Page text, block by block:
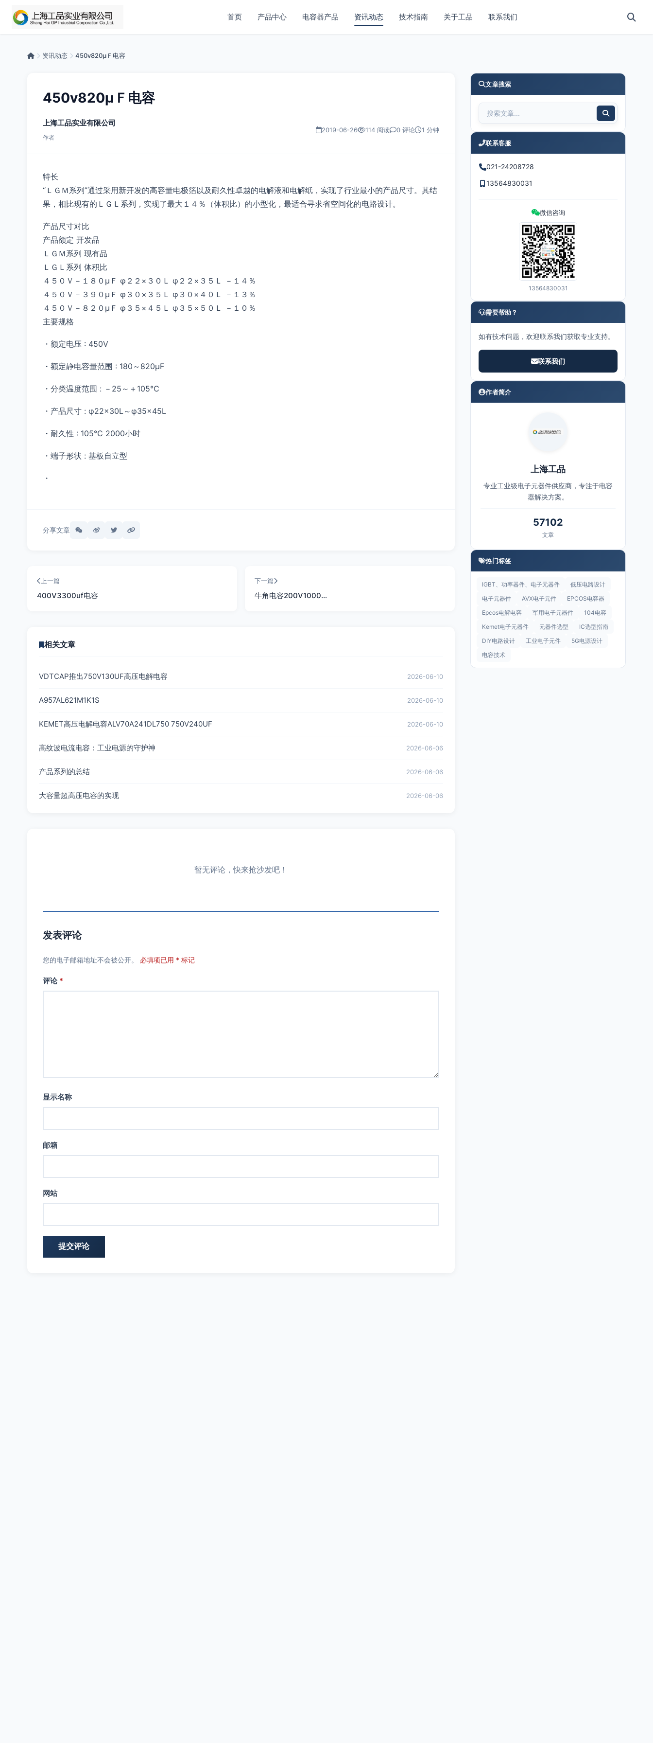
首页 产品中心 电容器产品 资讯动态 技术指南 关于工品 联系我们
资讯动态 450v820µＦ电容
450v820µＦ电容
上海工品实业有限公司
作者
2019-06-26 114 阅读 0 评论 1 分钟
特长
“ＬＧＭ系列”通过采用新开发的高容量电极箔以及耐久性卓越的电解液和电解纸，实现了行业最小的产品尺寸。其结
果，相比现有的ＬＧＬ系列，实现了最大１４％（体积比）的小型化，最适合寻求省空间化的电路设计。
产品尺寸对比
产品额定 开发品
ＬＧＭ系列 现有品
ＬＧＬ系列 体积比
４５０Ｖ－１８０µＦ φ２２×３０Ｌ φ２２×３５Ｌ －１４％
４５０Ｖ－３９０µＦ φ３０×３５Ｌ φ３０×４０Ｌ －１３％
４５０Ｖ－８２０µＦ φ３５×４５Ｌ φ３５×５０Ｌ －１０％
主要规格
・额定电压 : 450V
・额定静电容量范围 : 180～820µF
・分类温度范围 : －25～＋105℃
・产品尺寸 : φ22×30L～φ35×45L
・耐久性 : 105℃ 2000小时
・端子形状 : 基板自立型
・
分享文章
上一篇
400V3300uf电容
下一篇
牛角电容200V1000…
相关文章
VDTCAP推出750V130UF高压电解电容 2026-06-10
A957AL621M1K1S 2026-06-10
KEMET高压电解电容ALV70A241DL750 750V240UF 2026-06-10
高纹波电流电容：工业电源的守护神 2026-06-06
产品系列的总结 2026-06-06
大容量超高压电容的实现 2026-06-06
暂无评论，快来抢沙发吧！
发表评论
您的电子邮箱地址不会被公开。 必填项已用 * 标记
评论 *
显示名称
邮箱
网站
文章搜索
联系客服
021-24208728
13564830031
微信咨询
13564830031
需要帮助？
如有技术问题，欢迎联系我们获取专业支持。
联系我们
作者简介
上海工品
专业工业级电子元器件供应商，专注于电容
器解决方案。
57102
文章
热门标签
IGBT、功率器件、电子元器件
低压电路设计
电子元器件
AVX电子元件
EPCOS电容器
Epcos电解电容
军用电子元器件
104电容
Kemet电子元器件
元器件选型
IC选型指南
DIY电路设计
工业电子元件
5G电源设计
电容技术